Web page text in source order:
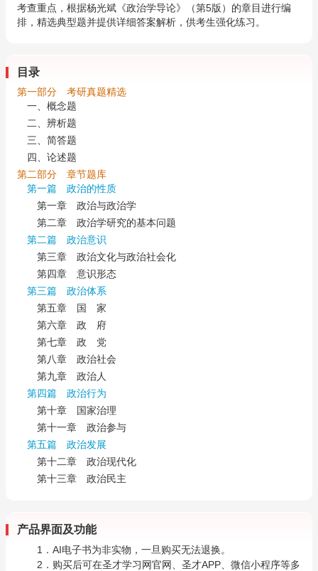
考查重点，根据杨光斌《政治学导论》（第5版）的章目进行编
排，精选典型题并提供详细答案解析，供考生强化练习。
目录
第一部分 考研真题精选
一、概念题
二、辨析题
三、简答题
四、论述题
第二部分 章节题库
第一篇 政治的性质
第一章 政治与政治学
第二章 政治学研究的基本问题
第二篇 政治意识
第三章 政治文化与政治社会化
第四章 意识形态
第三篇 政治体系
第五章 国 家
第六章 政 府
第七章 政 党
第八章 政治社会
第九章 政治人
第四篇 政治行为
第十章 国家治理
第十一章 政治参与
第五篇 政治发展
第十二章 政治现代化
第十三章 政治民主
产品界面及功能
1．AI电子书为非实物，一旦购买无法退换。
2．购买后可在圣才学习网官网、圣才APP、微信小程序等多